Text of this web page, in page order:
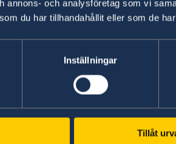
annons- och analysföretag som vi
du har tillhandahållit eller som de
Inställningar
Tillåt